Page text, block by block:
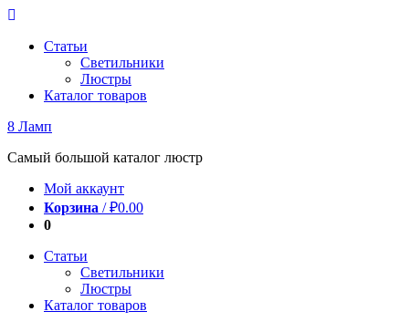
Перейти
содержимому
Статьи
Светильники
Люстры
Каталог товаров
8 Ламп
Самый большой каталог люстр
Мой аккаунт
Корзина /₽0.00
0
Статьи
Светильники
Люстры
Каталог товаров